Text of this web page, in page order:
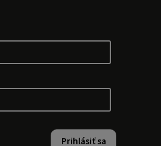
Prihlásiť sa